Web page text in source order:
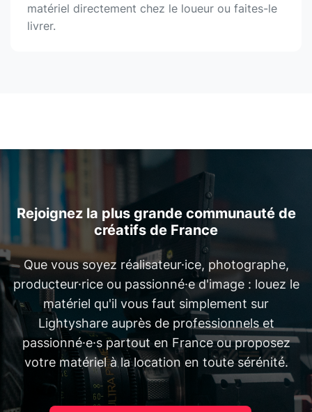
matériel directement chez le loueur ou faites-le
livrer.
Rejoignez la plus grande communauté de
créatifs de France
Que vous soyez réalisateur·ice, photographe,
producteur·rice ou passionné·e d'image : louez le
matériel qu'il vous faut simplement sur
Lightyshare auprès de professionnels et
passionné·e·s partout en France ou proposez
votre matériel à la location en toute sérénité.